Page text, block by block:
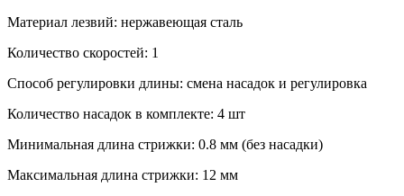
Материал лезвий: нержавеющая сталь
Количество скоростей: 1
Способ регулировки длины: смена насадок и регулировка
Количество насадок в комплекте: 4 шт
Минимальная длина стрижки: 0.8 мм (без насадки)
Максимальная длина стрижки: 12 мм